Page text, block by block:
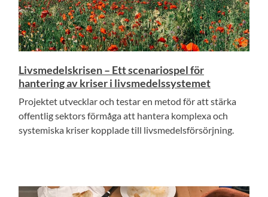
Livsmedelskrisen – Ett scenariospel för
hantering av kriser i livsmedelssystemet
Projektet utvecklar och testar en metod för att stärka
offentlig sektors förmåga att hantera komplexa och
systemiska kriser kopplade till livsmedelsförsörjning.